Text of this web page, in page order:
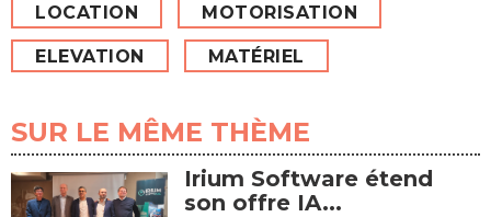
LOCATION MOTORISATION
ELEVATION MATÉRIEL
SUR LE MÊME THÈME
Irium Software étend
son offre IA...